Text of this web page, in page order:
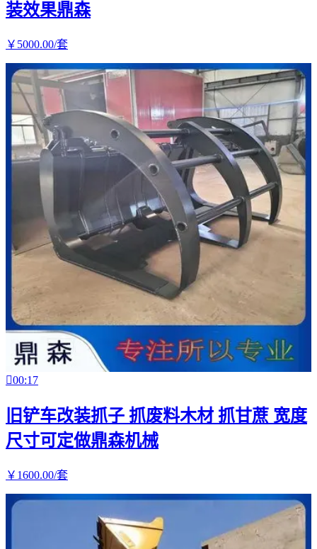
装效果鼎森
￥ 5000.00/套
00:17
旧铲车改装抓子 抓废料木材 抓甘蔗 宽度
尺寸可定做鼎森机械
￥ 1600.00/套